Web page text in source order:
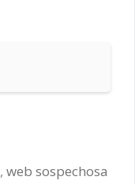
,web sospechosa